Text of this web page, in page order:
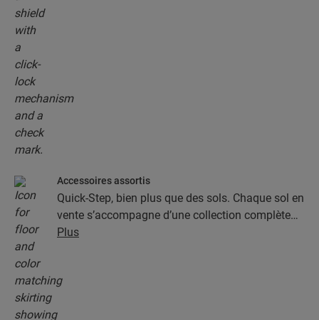
Accessoires assortis
Quick-Step, bien plus que des sols. Chaque sol en
vente s’accompagne d’une collection complète
d’accessoires, parmi lesquels des sous-couches,
Plus